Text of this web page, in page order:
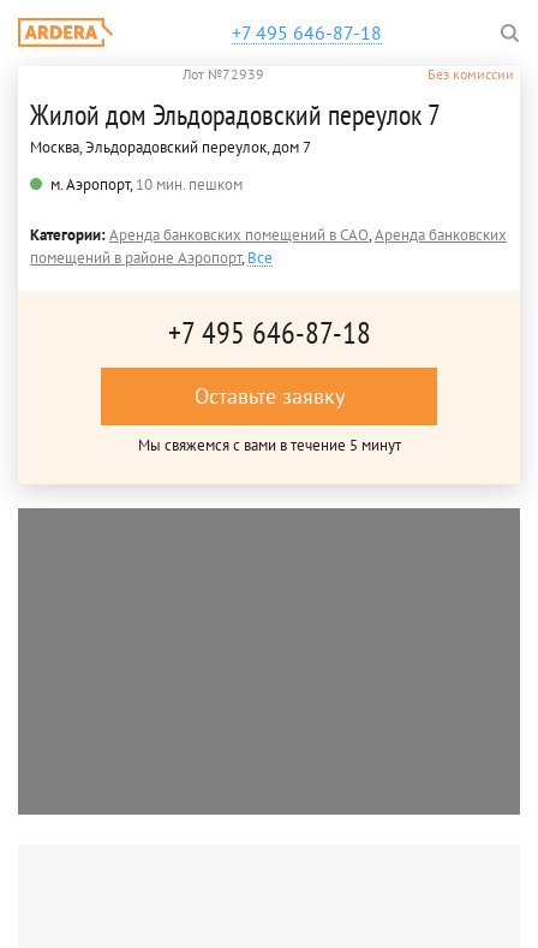
+7 495 646-87-18
Лот №72939 Без комиссии
Жилой дом Эльдорадовский переулок 7
Москва, Эльдорадовский переулок, дом 7
м. Аэропорт,10 мин. пешком
Категории:Аренда банковских помещений в САО,Аренда банковских
помещений в районе Аэропорт,Все
+7 495 646-87-18
Оставьте заявку
Мы свяжемся с вами в течение 5 минут